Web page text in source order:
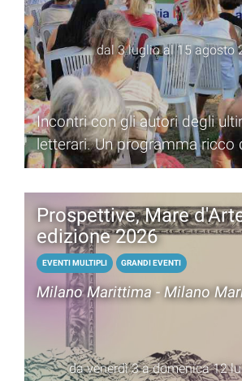
dal 3 luglio al 15 agosto
Incontri con gli autori degli
letterari. Un programma ricco
appuntamenti
Prospettive, Mare
edizione 2026
EVENTI MULTIPLI GRANDI EVENTI
Milano Marittima - Milano
da venerdì 3 a domenica 12